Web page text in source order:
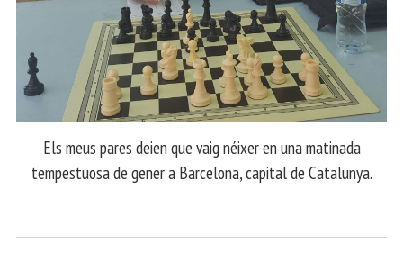
Els meus pares deien que vaig néixer en una matinada
tempestuosa de gener a Barcelona, capital de Catalunya.